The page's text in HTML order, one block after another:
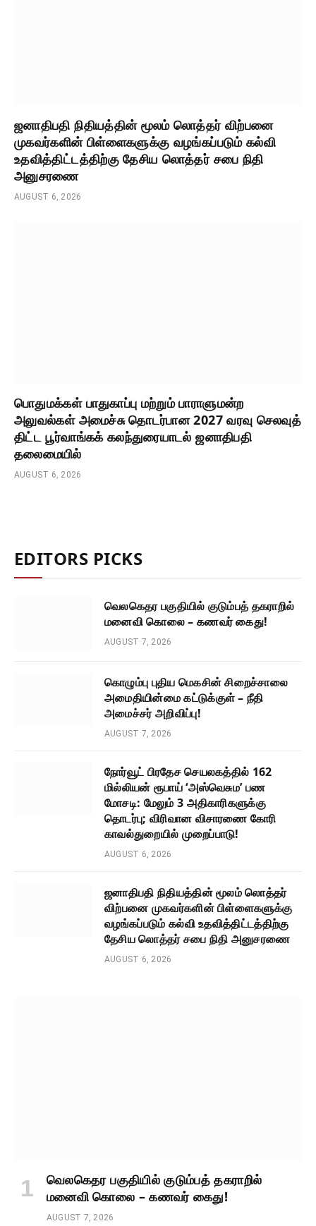
ஜனாதிபதி நிதியத்தின் மூலம் லொத்தர் விற்பனை
முகவர்களின் பிள்ளைகளுக்கு வழங்கப்படும் கல்வி
உதவித்திட்டத்திற்கு தேசிய லொத்தர் சபை நிதி
அனுசரணை
AUGUST 6, 2026
பொதுமக்கள் பாதுகாப்பு மற்றும் பாராளுமன்ற
அலுவல்கள் அமைச்சு தொடர்பான 2027 வரவு செலவுத்
திட்ட பூர்வாங்கக் கலந்துரையாடல் ஜனாதிபதி
தலைமையில்
AUGUST 6, 2026
EDITORS PICKS
வெலகெதர பகுதியில் குடும்பத் தகராறில்
மனைவி கொலை – கணவர் கைது!
AUGUST 7, 2026
கொழும்பு புதிய மெகசின் சிறைச்சாலை
அமைதியின்மை கட்டுக்குள் – நீதி
அமைச்சர் அறிவிப்பு!
AUGUST 7, 2026
நோர்வூட் பிரதேச செயலகத்தில் 162
மில்லியன் ரூபாய் ‘அஸ்வெசும’ பண
மோசடி: மேலும் 3 அதிகாரிகளுக்கு
தொடர்பு; விரிவான விசாரணை கோரி
காவல்துறையில் முறைப்பாடு!
AUGUST 6, 2026
ஜனாதிபதி நிதியத்தின் மூலம் லொத்தர்
விற்பனை முகவர்களின் பிள்ளைகளுக்கு
வழங்கப்படும் கல்வி உதவித்திட்டத்திற்கு
தேசிய லொத்தர் சபை நிதி அனுசரணை
AUGUST 6, 2026
வெலகெதர பகுதியில் குடும்பத் தகராறில்
மனைவி கொலை – கணவர் கைது!
AUGUST 7, 2026